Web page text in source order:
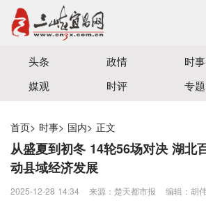
宜昌三峡融媒体中心主办
头条 政情 时事
媒观
时评 专题
首页> 时事> 国内> 正文
从盛夏到初冬 14轮56场对决 湖北
动县域经济发展
2025-12-28 14:34 来源：​楚天都市报 编辑：胡